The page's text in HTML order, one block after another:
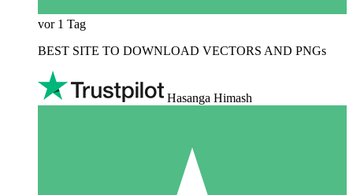
vor 1 Tag
BEST SITE TO DOWNLOAD VECTORS AND PNGs
Hasanga Himash